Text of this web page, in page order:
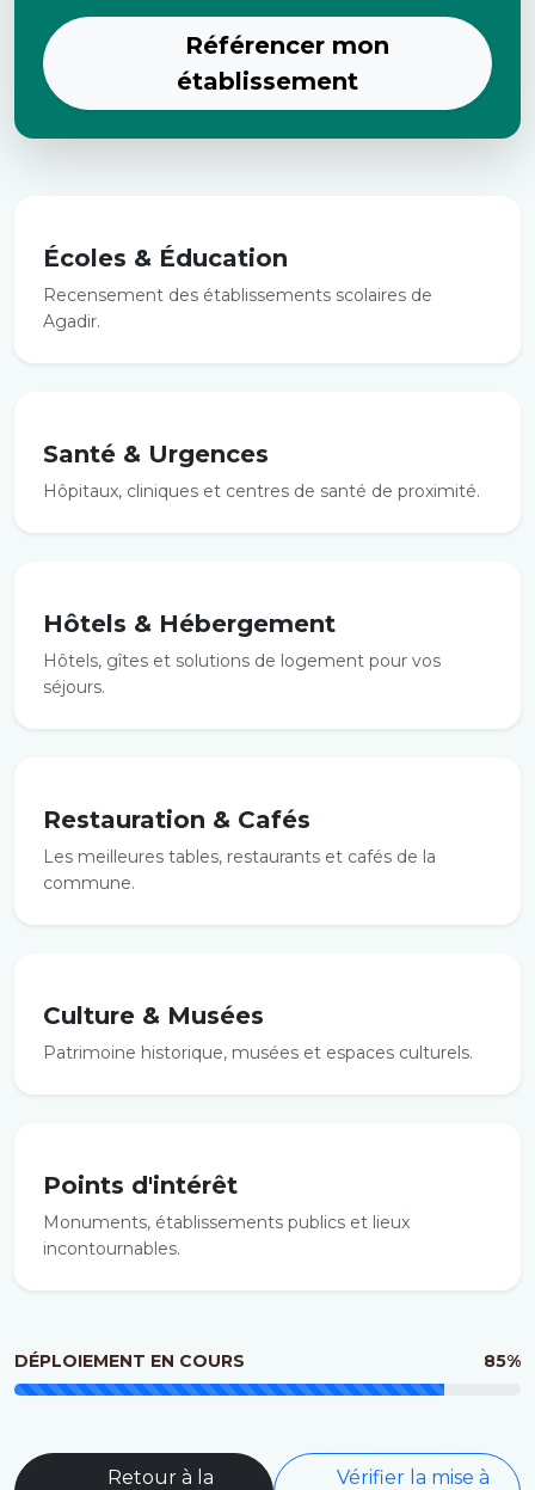
Référencer mon
établissement
Écoles & Éducation
Recensement des établissements scolaires de
Agadir.
Santé & Urgences
Hôpitaux, cliniques et centres de santé de proximité.
Hôtels & Hébergement
Hôtels, gîtes et solutions de logement pour vos
séjours.
Restauration & Cafés
Les meilleures tables, restaurants et cafés de la
commune.
Culture & Musées
Patrimoine historique, musées et espaces culturels.
Points d'intérêt
Monuments, établissements publics et lieux
incontournables.
DÉPLOIEMENT EN COURS 85%
Retour à la
Vérifier la mise à